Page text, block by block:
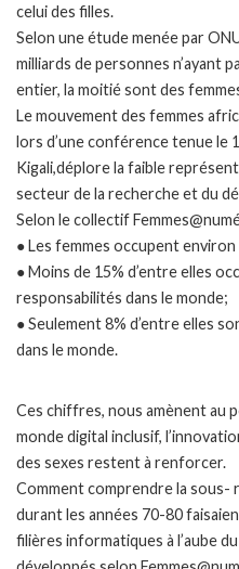
celui des filles.
Selon une étude menée par
milliards de personnes n’ayant
entier, la moitié sont des
Le mouvement des femmes
lors d’une conférence tenue le
Kigali,déplore la faible
secteur de la recherche et du
Selon le collectif
● Les femmes occupent
● Moins de 15% d’entre elles
responsabilités dans le monde;
● Seulement 8% d’entre elles
dans le monde.
Ces chiffres, nous amènent au
monde digital inclusif,
des sexes restent à renforcer.
Comment comprendre la sous-
durant les années 70-80
filières informatiques à l’aube